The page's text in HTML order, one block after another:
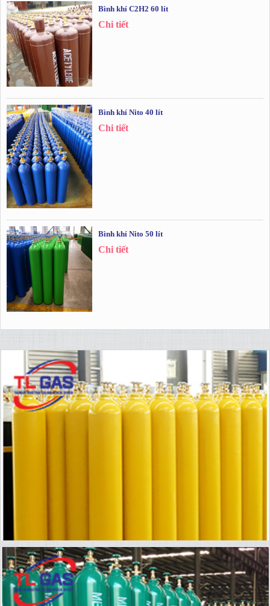
Bình khí C2H2 60 lít
Chi tiết
Bình khí Nito 40 lít
Chi tiết
Bình khí Nito 50 lít
Chi tiết